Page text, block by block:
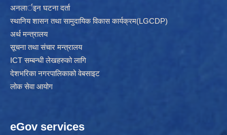
अनलार्इन घटना दर्ता
स्थानिय शासन तथा सामुदायिक विकास कार्यक्रम(LGCDP)
अर्थ मन्त्रालय
सूचना तथा संचार मन्त्रालय
ICT सम्बन्धी लेखहरुको लागि
देशभरिका नगरपालिकाको वेबसाइट
लोक सेवा आयोग
eGov services